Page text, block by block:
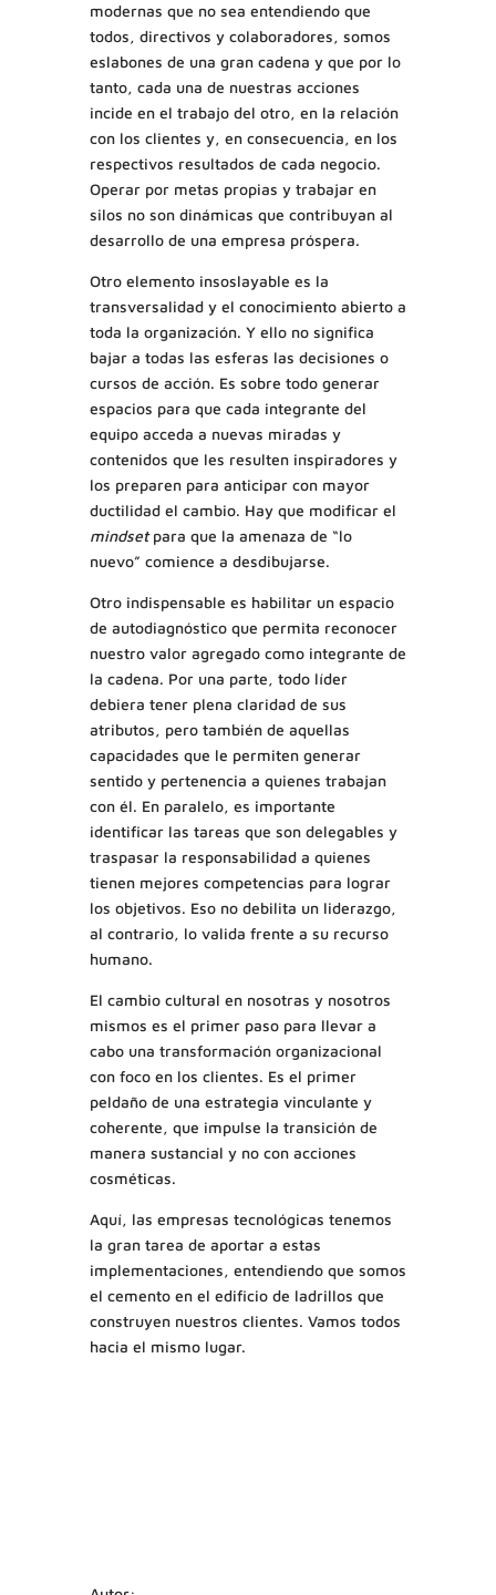
modernas que no sea entendiendo que
todos, directivos y colaboradores, somos
eslabones de una gran cadena y que por lo
tanto, cada una de nuestras acciones
incide en el trabajo del otro, en la relación
con los clientes y, en consecuencia, en los
respectivos resultados de cada negocio.
Operar por metas propias y trabajar en
silos no son dinámicas que contribuyan al
desarrollo de una empresa próspera.
Otro elemento insoslayable es la
transversalidad y el conocimiento abierto a
toda la organización. Y ello no significa
bajar a todas las esferas las decisiones o
cursos de acción. Es sobre todo generar
espacios para que cada integrante del
equipo acceda a nuevas miradas y
contenidos que les resulten inspiradores y
los preparen para anticipar con mayor
ductilidad el cambio. Hay que modificar el
mindsetpara que la amenaza de “lo
nuevo” comience a desdibujarse.
Otro indispensable es habilitar un espacio
de autodiagnóstico que permita reconocer
nuestro valor agregado como integrante de
la cadena. Por una parte, todo líder
debiera tener plena claridad de sus
atributos, pero también de aquellas
capacidades que le permiten generar
sentido y pertenencia a quienes trabajan
con él. En paralelo, es importante
identificar las tareas que son delegables y
traspasar la responsabilidad a quienes
tienen mejores competencias para lograr
los objetivos. Eso no debilita un liderazgo,
al contrario, lo valida frente a su recurso
humano.
El cambio cultural en nosotras y nosotros
mismos es el primer paso para llevar a
cabo una transformación organizacional
con foco en los clientes. Es el primer
peldaño de una estrategia vinculante y
coherente, que impulse la transición de
manera sustancial y no con acciones
cosméticas.
Aquí, las empresas tecnológicas tenemos
la gran tarea de aportar a estas
implementaciones, entendiendo que somos
el cemento en el edificio de ladrillos que
construyen nuestros clientes. Vamos todos
hacia el mismo lugar.